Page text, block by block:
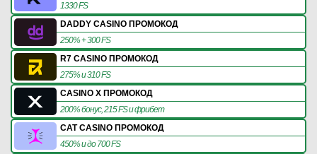
1330 FS
DADDY CASINO ПРОМОКОД
250% + 300 FS
R7 CASINO ПРОМОКОД
275% и 310 FS
CASINO X ПРОМОКОД
200% бонус, 215 FS и фрибет
CAT CASINO ПРОМОКОД
450% и до 700 FS